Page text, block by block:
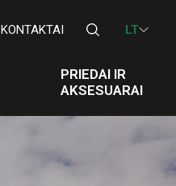
KONTAKTAI LT
PRIEDAI IR
AKSESUARAI